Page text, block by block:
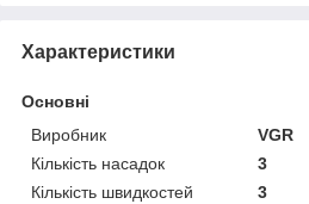
Характеристики
Основні
Виробник
VGR
Кількість насадок
3
Кількість швидкостей
3